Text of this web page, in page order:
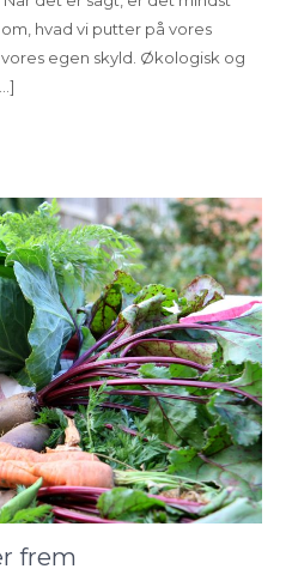
hvad vi putter på vores
egen skyld. Økologisk og
frem